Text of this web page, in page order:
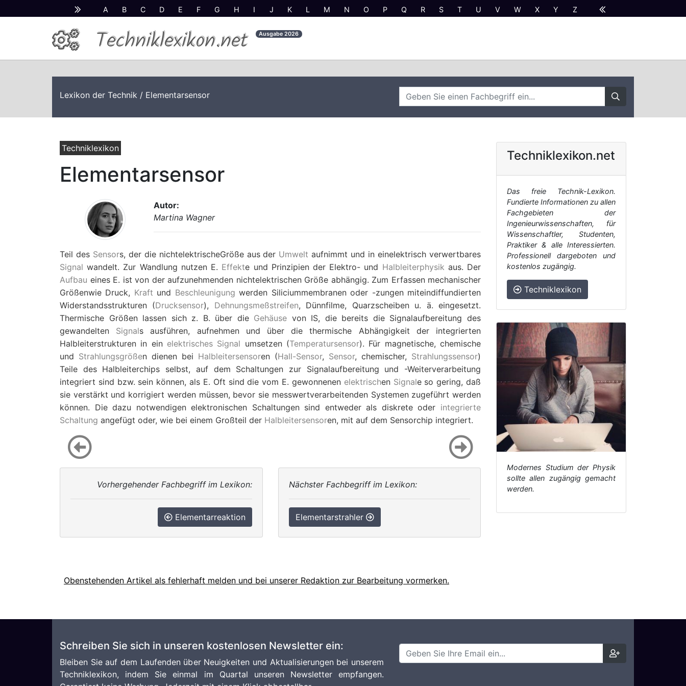
A B C D E F G H I J K L M N O P Q R S T U V W X Y Z
Techniklexikon.net Ausgabe2026
Lexikon der Technik / Elementarsensor
Techniklexikon
Elementarsensor
Autor:
Martina Wagner
Teil des Sensors, der die nichtelektrischeGröße aus der Umwelt aufnimmt und in einelektrisch verwertbares
Signal wandelt. Zur Wandlung nutzen E. Effekte und Prinzipien der Elektro- und Halbleiterphysik aus. Der
Aufbau eines E. ist von der aufzunehmenden nichtelektrischen Größe abhängig. Zum Erfassen mechanischer
Größenwie Druck, Kraft und Beschleunigung werden Siliciummembranen oder -zungen miteindiffundierten
Widerstandsstrukturen (Drucksensor), Dehnungsmeßstreifen, Dünnfilme, Quarzscheiben u. ä. eingesetzt.
Thermische Größen lassen sich z. B. über die Gehäuse von IS, die bereits die Signalaufbereitung des
gewandelten Signals ausführen, aufnehmen und über die thermische Abhängigkeit der integrierten
Halbleiterstrukturen in ein elektrisches Signal umsetzen (Temperatursensor). Für magnetische, chemische
und Strahlungsgrößen dienen bei Halbleitersensoren (Hall-Sensor, Sensor, chemischer, Strahlungssensor)
Teile des Halbleiterchips selbst, auf dem Schaltungen zur Signalaufbereitung und -Weiterverarbeitung
integriert sind bzw. sein können, als E. Oft sind die vom E. gewonnenen elektrischen Signale so gering, daß
sie verstärkt und korrigiert werden müssen, bevor sie messwertverarbeitenden Systemen zugeführt werden
können. Die dazu notwendigen elektronischen Schaltungen sind entweder als diskrete oder integrierte
Schaltung angefügt oder, wie bei einem Großteil der Halbleitersensoren, mit auf dem Sensorchip integriert.
Vorhergehender Fachbegriff im Lexikon:
Elementarreaktion
Nächster Fachbegriff im Lexikon:
Elementarstrahler
Obenstehenden Artikel als fehlerhaft melden und bei unserer Redaktion zur Bearbeitung vormerken.
Techniklexikon.net
Das freie Technik-Lexikon.
Fundierte Informationen zu allen
Fachgebieten der
Ingenieurwissenschaften, für
Wissenschaftler, Studenten,
Praktiker & alle Interessierten.
Professionell dargeboten und
kostenlos zugängig.
Techniklexikon
Modernes Studium der Physik
sollte allen zugängig gemacht
werden.
Schreiben Sie sich in unseren kostenlosen Newsletter ein:
Bleiben Sie auf dem Laufenden über Neuigkeiten und Aktualisierungen bei unserem
Techniklexikon, indem Sie einmal im Quartal unseren Newsletter empfangen.